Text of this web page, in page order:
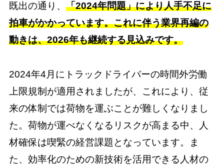
既出の通り、 「2024年問題」により人手不足に
拍車がかかっています。これに伴う業界再編の
動きは、2026年も継続する見込みです。
2024年4月にトラックドライバーの時間外労働
上限規制が適用されましたが、これにより、従
来の体制では荷物を運ぶことが難しくなりまし
た。荷物が運べなくなるリスクが高まる中、人
材確保は喫緊の経営課題となっています。ま
た、効率化のための新技術を活用できる人材の